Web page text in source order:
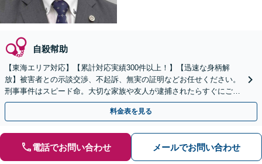
自殺幇助
【東海エリア対応】【累計対応実績300件以上！】【迅速な身柄解
放】被害者との示談交渉、不起訴、無実の証明などお任せください。
刑事事件はスピード命。大切な家族や友人が逮捕されたらすぐにご連
絡ください【初回相談無料】【電話相談可】【休日面談可】
料金表を見る
電話でお問い合わせ メールでお問い合わせ